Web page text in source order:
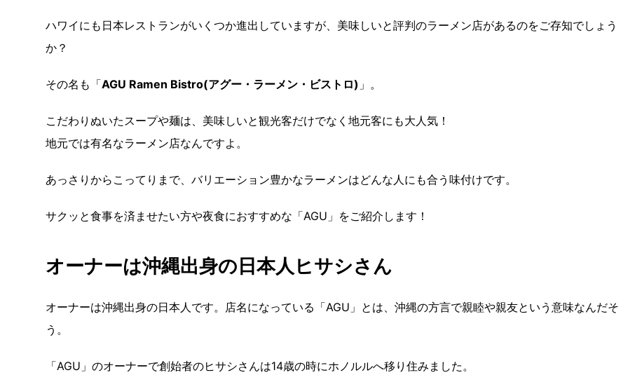
ハワイにも日本レストランがいくつか進出していますが、美味しいと評判のラーメン店があるのをご存知でしょう
か？
その名も「AGU Ramen Bistro(アグー・ラーメン・ビストロ) 」。
こだわりぬいたスープや麺は、美味しいと観光客だけでなく地元客にも大人気！
地元では有名なラーメン店なんですよ。
あっさりからこってりまで、バリエーション豊かなラーメンはどんな人にも合う味付けです。
サクッと食事を済ませたい方や夜食におすすめな「AGU」をご紹介します！
オーナーは沖縄出身の日本人ヒサシさん
オーナーは沖縄出身の日本人です。店名になっている「AGU」とは、沖縄の方言で親睦や親友という意味なんだそ
う。
「AGU」のオーナーで創始者のヒサシさんは14歳の時にホノルルへ移り住みました。